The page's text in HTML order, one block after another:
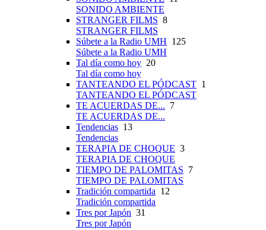
SONIDO AMBIENTE
STRANGER FILMS 8
STRANGER FILMS
Súbete a la Radio UMH 125
Súbete a la Radio UMH
Tal día como hoy 20
Tal día como hoy
TANTEANDO EL PÓDCAST 1
TANTEANDO EL PÓDCAST
TE ACUERDAS DE... 7
TE ACUERDAS DE...
Tendencias 13
Tendencias
TERAPIA DE CHOQUE 3
TERAPIA DE CHOQUE
TIEMPO DE PALOMITAS 7
TIEMPO DE PALOMITAS
Tradición compartida 12
Tradición compartida
Tres por Japón 31
Tres por Japón